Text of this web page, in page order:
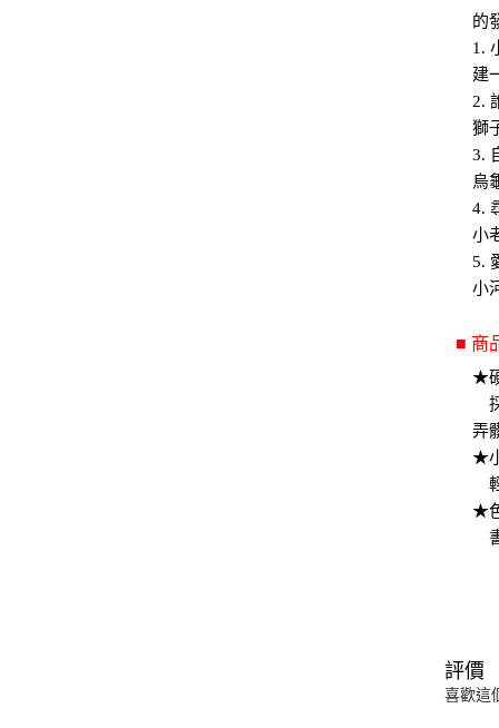
的
1.
建
2.
獅
3.
烏
4.
小
5.
小
■ 商
★
弄
★
★
評價
喜歡這